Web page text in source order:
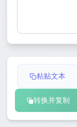
粘贴文本
转换并复制